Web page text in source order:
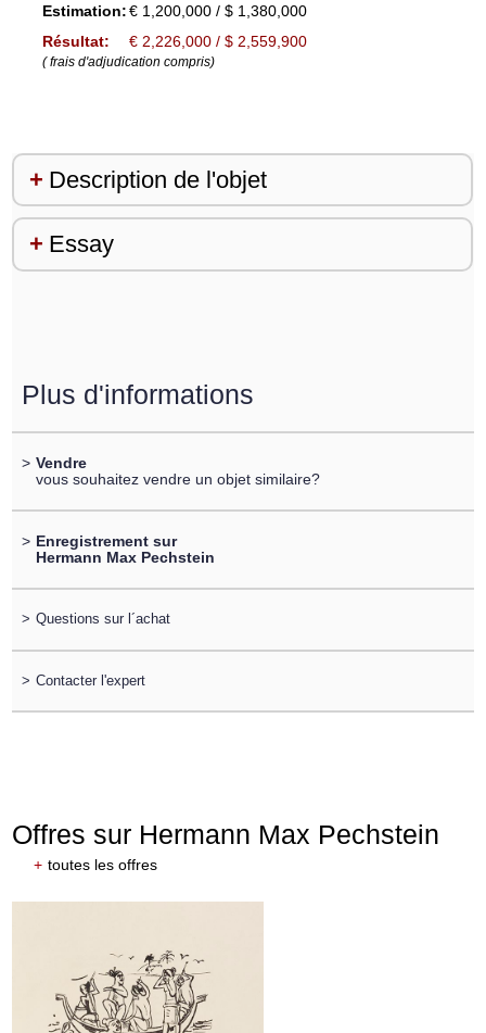
Estimation:€ 1,200,000 / $ 1,380,000
Résultat:
€ 2,226,000 / $ 2,559,900
( frais d'adjudication compris)
Description de l'objet
Essay
Plus d'informations
> Vendre
vous souhaitez vendre un objet similaire?
> Enregistrement sur
Hermann Max Pechstein
> Questions sur l´achat
> Contacter l'expert
Offres sur Hermann Max Pechstein
+ toutes les offres